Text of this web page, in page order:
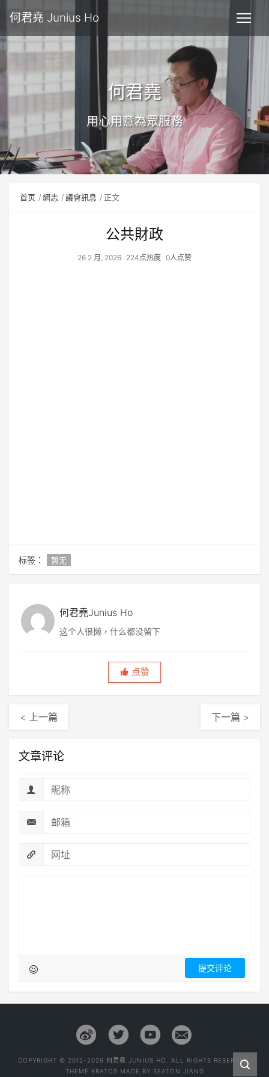
何君堯 Junius Ho
何君堯
用心用意為眾服務
首页 網志 議會訊息 正文
公共財政
26 2 月, 2026 224点热度 0人点赞
标签： 暂无
何君堯Junius Ho
这个人很懒，什么都没留下
点赞
< 上一篇 下一篇 >
文章评论
COPYRIGHT © 2012-2026 何君堯 JUNIUS HO. ALL RIGHTS RESERVED.
THEME KRATOS MADE BY SEATON JIANG